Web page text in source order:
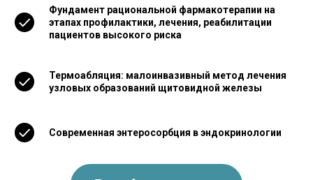
Фундамент рациональной фармакотерапии на
этапах профилактики, лечения, реабилитации
пациентов высокого риска
Термоабляция: малоинвазивный метод лечения
узловых образований щитовидной железы
Современная энтеросорбция в эндокринологии